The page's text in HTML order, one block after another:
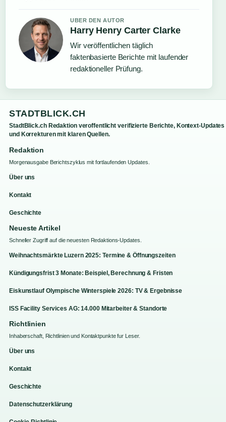
UBER DEN AUTOR
Harry Henry Carter Clarke
Wir veröffentlichen täglich
faktenbasierte Berichte mit laufender
redaktioneller Prüfung.
STADTBLICK.CH
StadtBlick.ch Redaktion veroffentlicht verifizierte Berichte, Kontext-Updates
und Korrekturen mit klaren Quellen.
Redaktion
Morgenausgabe Berichtszyklus mit fortlaufenden Updates.
Über uns
Kontakt
Geschichte
Neueste Artikel
Schneller Zugriff auf die neuesten Redaktions-Updates.
Weihnachtsmärkte Luzern 2025: Termine & Öffnungszeiten
Kündigungsfrist 3 Monate: Beispiel, Berechnung & Fristen
Eiskunstlauf Olympische Winterspiele 2026: TV & Ergebnisse
ISS Facility Services AG: 14.000 Mitarbeiter & Standorte
Richtlinien
Inhaberschaft, Richtlinien und Kontaktpunkte fur Leser.
Über uns
Kontakt
Geschichte
Datenschutzerklärung